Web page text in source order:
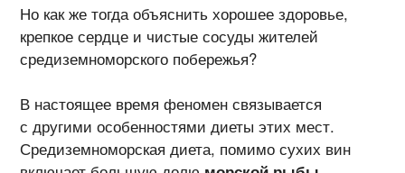
Но как же тогда объяснить хорошее здоровье,
крепкое сердце и чистые сосуды жителей
средиземноморского побережья?
В настоящее время феномен связывается
с другими особенностями диеты этих мест.
Средиземноморская диета, помимо сухих вин